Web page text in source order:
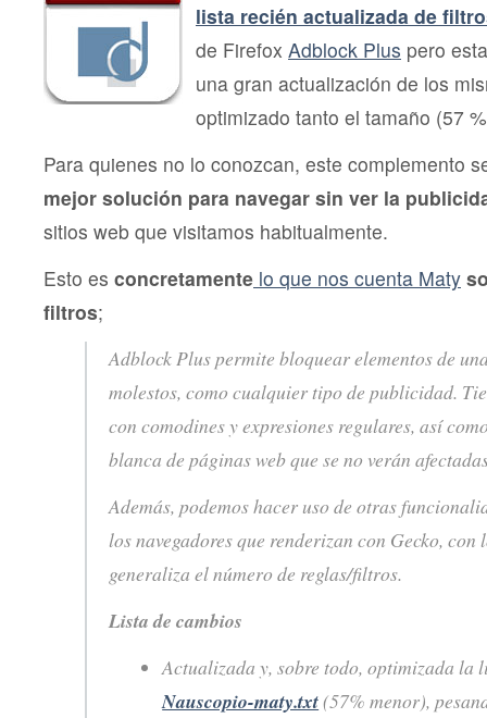
lista recién actualizada de
de Firefox Adblock Plus pero
una gran actualización de los
optimizado tanto el tamaño (57
Para quienes no lo conozcan, este complemento
mejor solución para navegar sin ver la
sitios web que visitamos habitualmente.
Esto es concretamente lo que nos cuenta Maty
filtros;
Adblock Plus permite bloquear elementos de
molestos, como cualquier tipo de publicidad.
con comodines y expresiones regulares, así
blanca de páginas web que se no verán
Además, podemos hacer uso de otras
los navegadores que renderizan con Gecko, con
generaliza el número de reglas/filtros.
Lista de cambios
Actualizada y, sobre todo, optimizada la
Nauscopio-maty.txt(57% menor),